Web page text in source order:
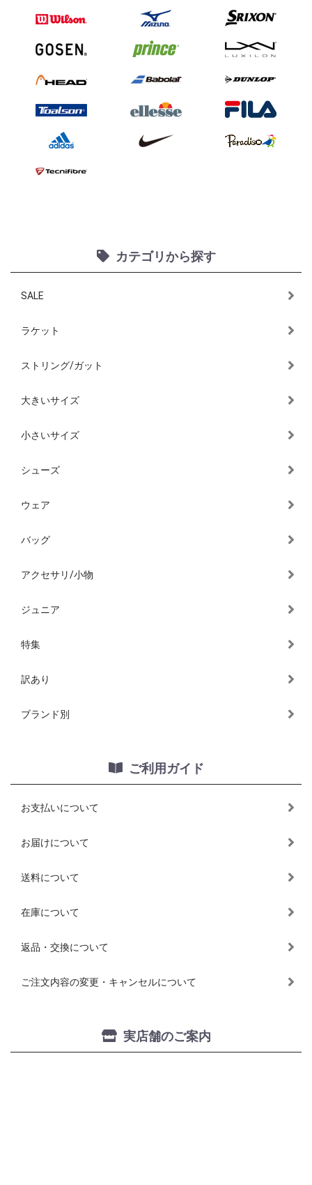
カテゴリから探す
SALE
ラケット
ストリング/ガット
大きいサイズ
小さいサイズ
シューズ
ウェア
バッグ
アクセサリ/小物
ジュニア
特集
訳あり
ブランド別
ご利用ガイド
お支払いについて
お届けについて
送料について
在庫について
返品・交換について
ご注文内容の変更・キャンセルについて
実店舗のご案内